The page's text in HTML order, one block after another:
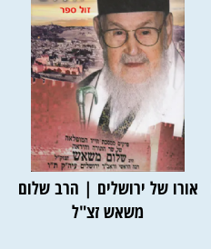
אורו של ירושלים | הרב שלום
משאש זצ"ל